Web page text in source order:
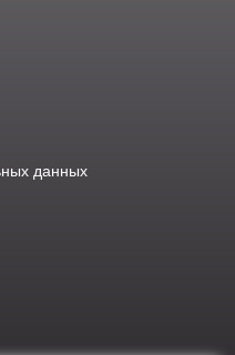
данных